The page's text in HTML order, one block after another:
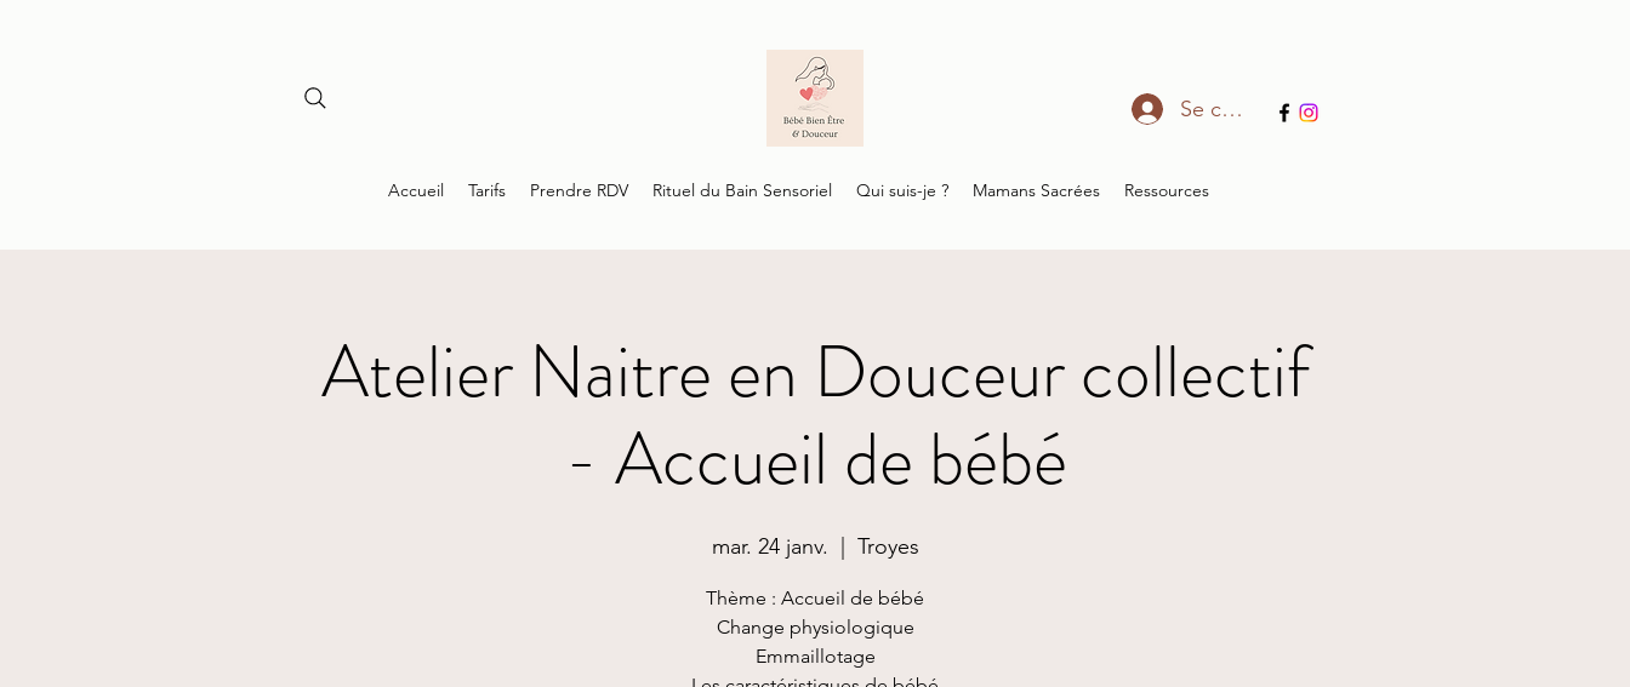
Se connecter
Accueil Tarifs Prendre RDV Rituel du Bain Sensoriel Qui suis-je ? Mamans Sacrées Ressources
Atelier Naitre en Douceur collectif
- Accueil de bébé
mar. 24 janv. Troyes
Thème : Accueil de bébé
Change physiologique
Emmaillotage